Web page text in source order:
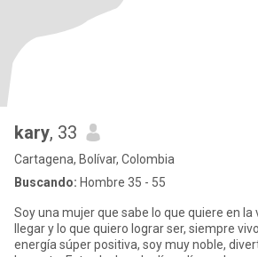
kary, 33
Cartagena, Bolívar, Colombia
Buscando: Hombre 35 - 55
Soy una mujer que sabe lo que quiere en la
llegar y lo que quiero lograr ser, siempre
energía súper positiva, soy muy noble,